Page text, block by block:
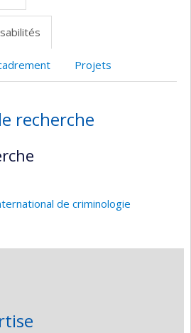
Projets
recherche
de criminologie